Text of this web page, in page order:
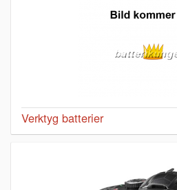
Verktyg batterier